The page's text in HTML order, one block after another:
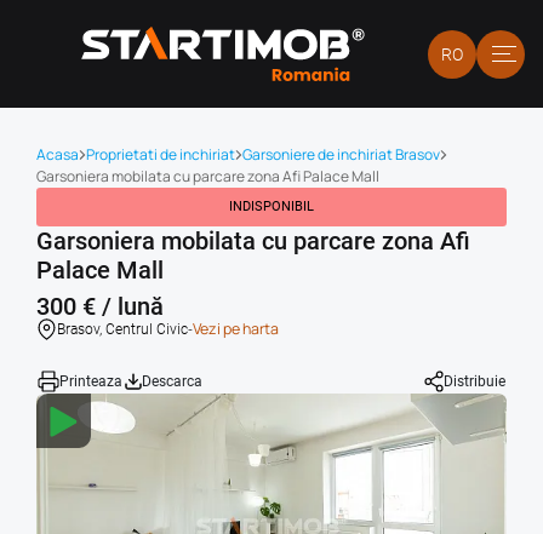
RO
Acasa Proprietati de inchiriat Garsoniere de inchiriat Brasov
Garsoniera mobilata cu parcare zona Afi Palace Mall
INDISPONIBIL
Garsoniera mobilata cu parcare zona Afi
Palace Mall
300 € / lună
Brasov, Centrul Civic-Vezi pe harta
Printeaza Descarca Distribuie